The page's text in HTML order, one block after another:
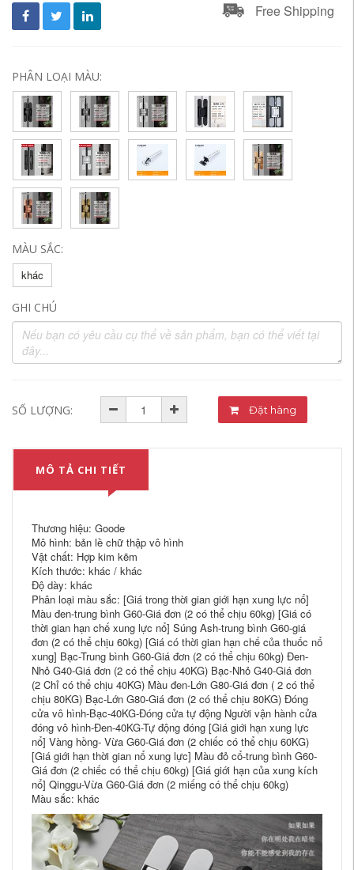
Free Shipping
PHÂN LOẠI MÀU:
MÀU SẮC:
khác
GHI CHÚ
SỐ LƯỢNG: Đặt hàng
MÔ TẢ CHI TIẾT
Thương hiệu: Goode
Mô hình: bản lề chữ thập vô hình
Vật chất: Hợp kim kẽm
Kích thước: khác / khác
Độ dày: khác
Phân loại màu sắc: [Giá trong thời gian giới hạn xung lực nổ]
Màu đen-trung bình G60-Giá đơn (2 có thể chịu 60kg) [Giá có
thời gian hạn chế xung lực nổ] Súng Ash-trung bình G60-giá
đơn (2 có thể chịu 60kg) [Giá có thời gian hạn chế của thuốc nổ
xung] Bạc-Trung bình G60-Giá đơn (2 có thể chịu 60kg) Đen-
Nhỏ G40-Giá đơn (2 có thể chịu 40KG) Bạc-Nhỏ G40-Giá đơn
(2 Chỉ có thể chịu 40KG) Màu đen-Lớn ​​G80-Giá đơn ( 2 có thể
chịu 80KG) Bạc-Lớn G80-Giá đơn (2 có thể chịu 80KG) Đóng
cửa vô hình-Bạc-40KG-Đóng cửa tự động Người vận hành cửa
đóng vô hình-Đen-40KG-Tự động đóng [Giá giới hạn xung lực
nổ] Vàng hồng- Vừa G60-Giá đơn (2 chiếc có thể chịu 60KG)
[Giá giới hạn thời gian nổ xung lực] Màu đỏ cổ-trung bình G60-
Giá đơn (2 chiếc có thể chịu 60kg) [Giá giới hạn của xung kích
nổ] Qinggu-Vừa G60-Giá đơn (2 miếng có thể chịu 60kg)
Màu sắc: khác